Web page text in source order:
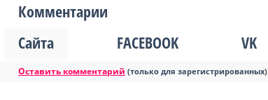
Комментарии
Сайта
FACEBOOK VK
Оставить комментарий (только для зарегистрированных)